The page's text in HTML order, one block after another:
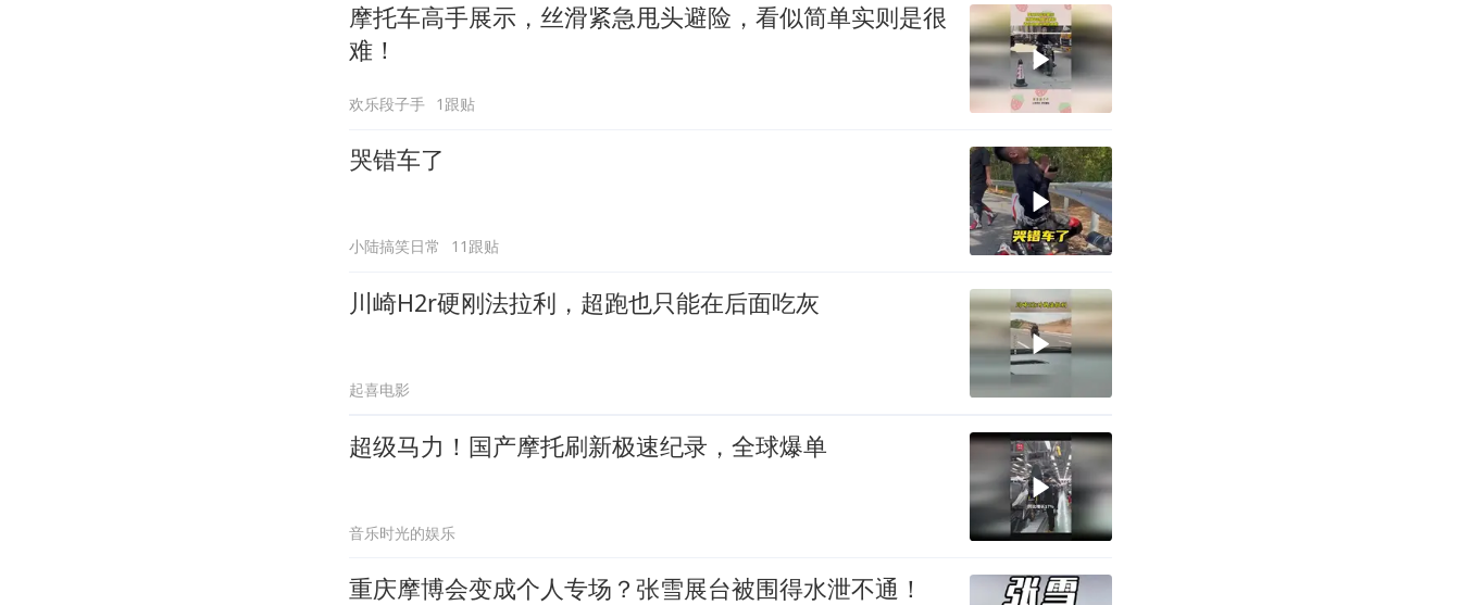
摩托车高手展示，丝滑紧急甩头避险，看似简单实则是很
难！
欢乐段子手 1跟贴
哭错车了
小陆搞笑日常 11跟贴
川崎H2r硬刚法拉利，超跑也只能在后面吃灰
起喜电影
超级马力！国产摩托刷新极速纪录，全球爆单
音乐时光的娱乐
重庆摩博会变成个人专场？张雪展台被围得水泄不通！